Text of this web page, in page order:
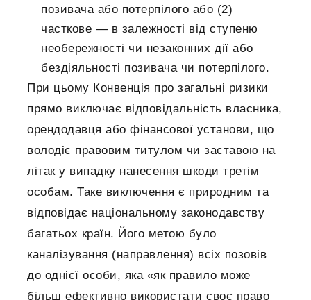
позивача або потерпілого або (2)
часткове — в залежності від ступеню
необережності чи незаконних дії або
бездіяльності позивача чи потерпілого.
При цьому Конвенція про загальні ризики
прямо виключає відповідальність власника,
орендодавця або фінансової установи, що
володіє правовим титулом чи заставою на
літак у випадку нанесення шкоди третім
особам. Таке виключення є природним та
відповідає національному законодавству
багатьох країн. Його метою було
каналізування (направлення) всіх позовів
до однієї особи, яка «як правило може
більш ефективно використати своє право